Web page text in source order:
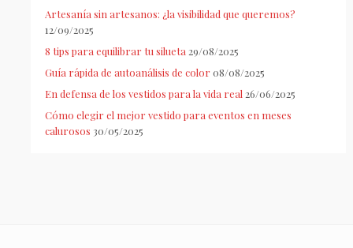
Artesanía sin artesanos: ¿la visibilidad que queremos?
12/09/2025
8 tips para equilibrar tu silueta 29/08/2025
Guía rápida de autoanálisis de color 08/08/2025
En defensa de los vestidos para la vida real 26/06/2025
Cómo elegir el mejor vestido para eventos en meses
calurosos 30/05/2025